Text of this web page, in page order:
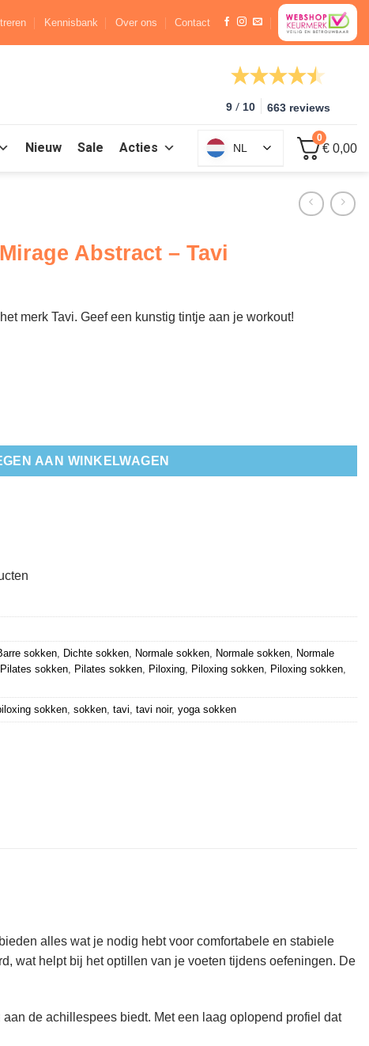
Kennisbank Over ons Contact
9 / 10 663 reviews
Nieuw Sale Acties NL
0
€ 0,00
Abstract – Tavi
merk Tavi. Geef een kunstig tintje aan je workout!
AAN WINKELWAGEN
sokken, Dichte sokken, Normale sokken, Normale sokken, Normale
Pilates sokken, Pilates sokken, Piloxing, Piloxing sokken, Piloxing sokken,
sokken, sokken, tavi, tavi noir, yoga sokken
alles wat je nodig hebt voor comfortabele en stabiele
wat helpt bij het optillen van je voeten tijdens oefeningen. De
de achillespees biedt. Met een laag oplopend profiel dat